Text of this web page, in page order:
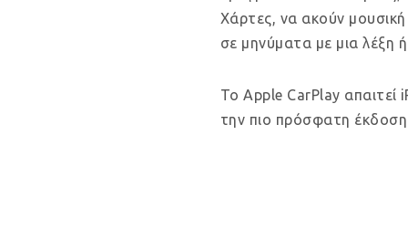
Χάρτες, να ακούν
σε μηνύματα με μια λέξη
Το Apple CarPlay απαιτεί
την πιο πρόσφατη